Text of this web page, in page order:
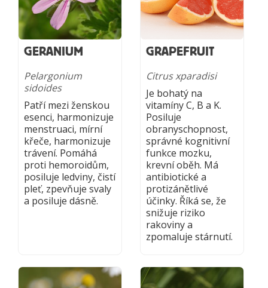
GERANIUM
Pelargonium
sidoides
Patří mezi ženskou
esenci, harmonizuje
menstruaci, mírní
křeče, harmonizuje
trávení. Pomáhá
proti hemoroidům,
posiluje ledviny, čistí
pleť, zpevňuje svaly
a posiluje dásně.
GRAPEFRUIT
Citrus xparadisi
Je bohatý na
vitamíny C, B a K.
Posiluje
obranyschopnost,
správné kognitivní
funkce mozku,
krevní oběh. Má
antibiotické a
protizánětlivé
účinky. Říká se, že
snižuje riziko
rakoviny a
zpomaluje stárnutí.